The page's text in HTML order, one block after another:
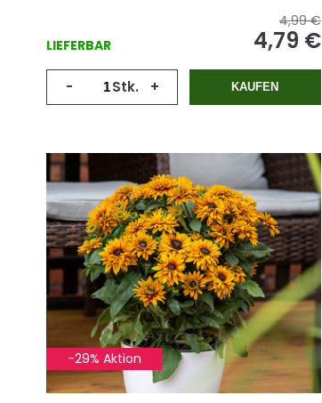
LIEFERBAR
4,99 €
4,79 €
- Stk. + KAUFEN
-29% Aktion